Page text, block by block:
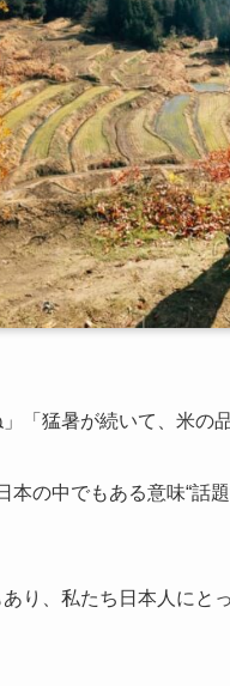
「猛暑が続いて、米の
の中でもある意味“話題
り、私たち日本人にと